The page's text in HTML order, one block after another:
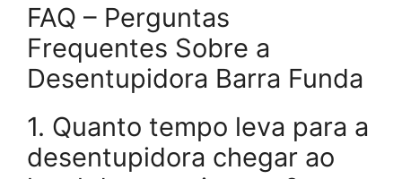
FAQ – Perguntas
Frequentes Sobre a
Desentupidora Barra Funda
1. Quanto tempo leva para a
desentupidora chegar ao